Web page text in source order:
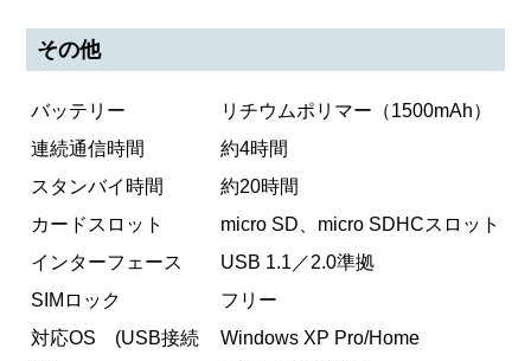
その他
バッテリー
リチウムポリマー（1500mAh）
連続通信時間
約4時間
スタンバイ時間
約20時間
カードスロット
micro SD、micro SDHCスロット
インターフェース
USB 1.1／2.0準拠
SIMロック
フリー
対応OS (USB接続
Windows XP Pro/Home